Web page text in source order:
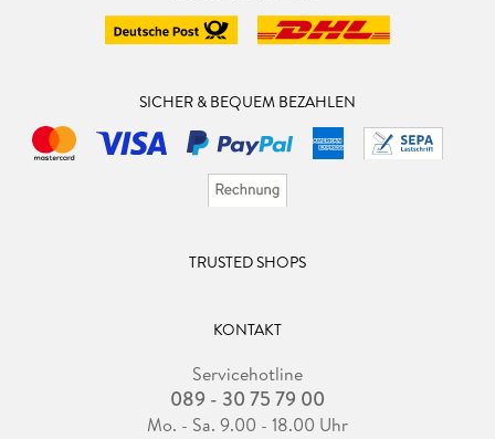
SICHER & BEQUEM BEZAHLEN
TRUSTED SHOPS
KONTAKT
Servicehotline
089 - 30 75 79 00
Mo. - Sa. 9.00 - 18.00 Uhr